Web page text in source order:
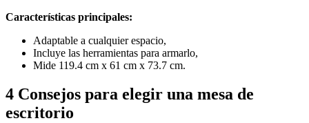
Características principales:
Adaptable a cualquier espacio,
Incluye las herramientas para armarlo,
Mide 119.4 cm x 61 cm x 73.7 cm.
4 Consejos para elegir una mesa de
escritorio